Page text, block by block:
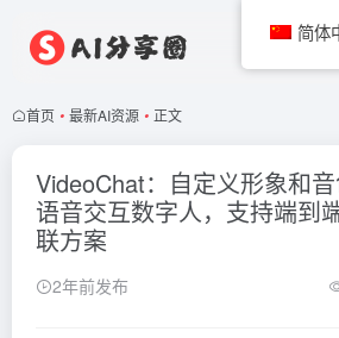
首页 • 最新AI资源 • 正文
VideoChat：自定义形象和
语音交互数字人，支持端到
联方案
2年前发布
简体